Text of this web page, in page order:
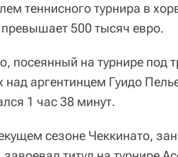
теннисного турнира в
превышает 500 тысяч евро.
посеянный на турнире
над аргентинцем Гуидо
1 час 38 минут.
сезоне Чеккинато,